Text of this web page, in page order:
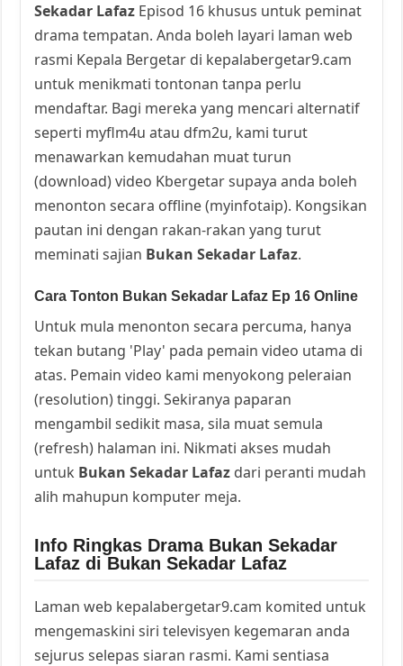
Sekadar Lafaz Episod 16 khusus untuk peminat
drama tempatan. Anda boleh layari laman web
rasmi Kepala Bergetar di kepalabergetar9.cam
untuk menikmati tontonan tanpa perlu
mendaftar. Bagi mereka yang mencari alternatif
seperti myflm4u atau dfm2u, kami turut
menawarkan kemudahan muat turun
(download) video Kbergetar supaya anda boleh
menonton secara offline (myinfotaip). Kongsikan
pautan ini dengan rakan-rakan yang turut
meminati sajian Bukan Sekadar Lafaz.
Cara Tonton Bukan Sekadar Lafaz Ep 16 Online
Untuk mula menonton secara percuma, hanya
tekan butang 'Play' pada pemain video utama di
atas. Pemain video kami menyokong peleraian
(resolution) tinggi. Sekiranya paparan
mengambil sedikit masa, sila muat semula
(refresh) halaman ini. Nikmati akses mudah
untuk Bukan Sekadar Lafaz dari peranti mudah
alih mahupun komputer meja.
Info Ringkas Drama Bukan Sekadar
Lafaz di Bukan Sekadar Lafaz
Laman web kepalabergetar9.cam komited untuk
mengemaskini siri televisyen kegemaran anda
sejurus selepas siaran rasmi. Kami sentiasa